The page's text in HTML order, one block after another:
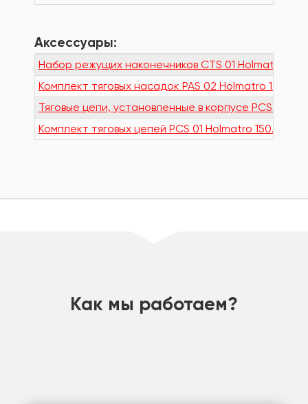
Аксессуары:
Набор режущих наконечников CTS 01 Holmatro
Комплект тяговых насадок PAS 02 Holmatro
Тяговые цепи, установленные в корпусе PCS 02
Комплект тяговых цепей PCS 01 Holmatro
Как мы работаем?